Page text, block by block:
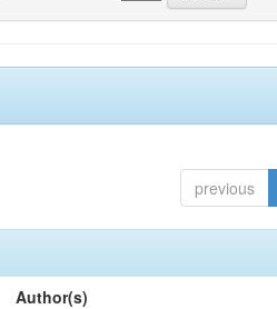
previous
Author(s)